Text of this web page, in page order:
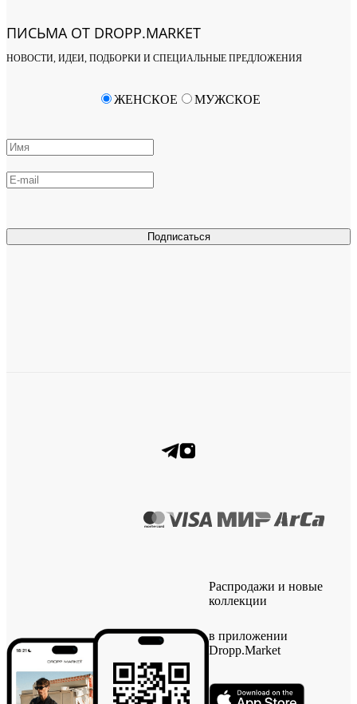
ПИСЬМА ОТ DROPP.MARKET
НОВОСТИ, ИДЕИ, ПОДБОРКИ И СПЕЦИАЛЬНЫЕ ПРЕДЛОЖЕНИЯ
Подписаться
ЖЕНСКОЕ МУЖСКОЕ
Распродажи и новые
коллекции
в приложении
Dropp.Market